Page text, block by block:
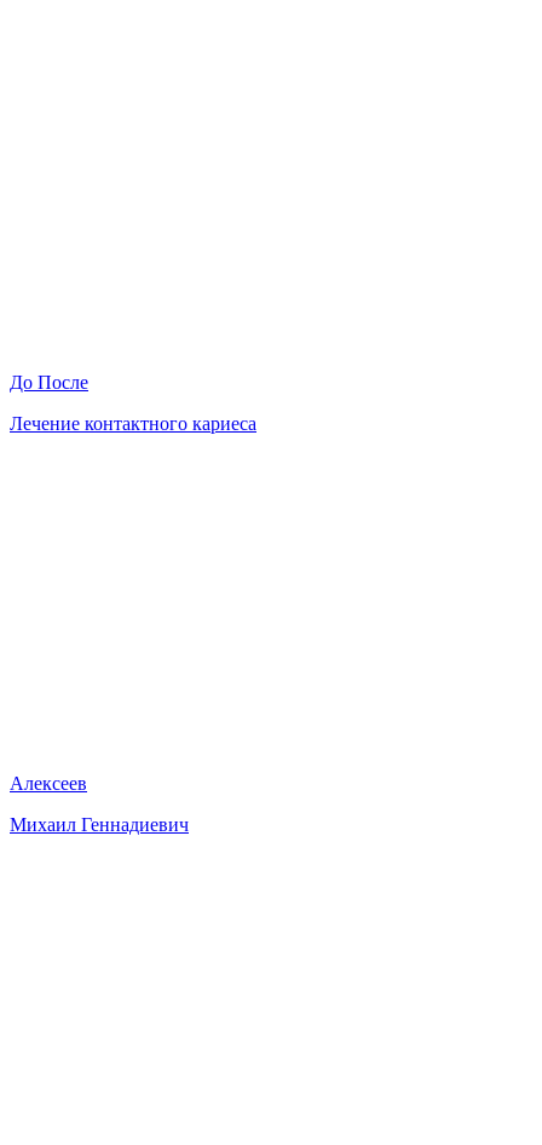
До После
Лечение контактного кариеса
Алексеев
Михаил Геннадиевич